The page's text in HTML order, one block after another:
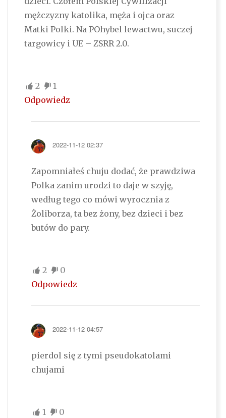
mężczyzny katolika, męża i ojca oraz
Matki Polki. Na POhybel lewactwu, suczej
targowicy i UE – ZSRR 2.0.
2
1
Odpowiedz
2022-11-12 02:37
Zapomniałeś chuju dodać, że prawdziwa
Polka zanim urodzi to daje w szyję,
według tego co mówi wyrocznia z
Żoliborza, ta bez żony, bez dzieci i bez
butów do pary.
2
0
Odpowiedz
2022-11-12 04:57
pierdol się z tymi pseudokatolami
chujami
1
0